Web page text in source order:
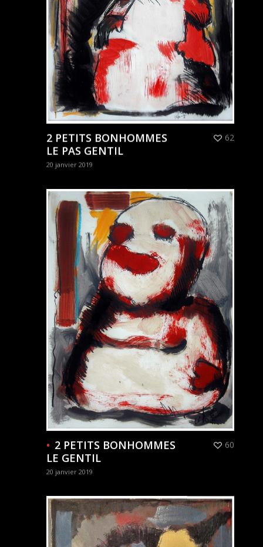
2 PETITS BONHOMMES
LE PAS GENTIL
20 janvier 2019
62
2 PETITS BONHOMMES
LE GENTIL
20 janvier 2019
60